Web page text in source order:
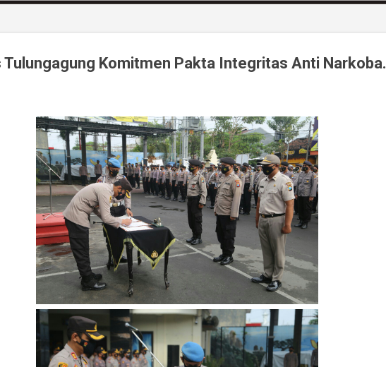
Komitmen Pakta Integritas Anti Narkoba.